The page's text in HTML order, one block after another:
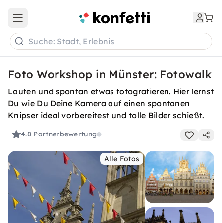
Open main menu
Suche: Stadt, Erlebnis
Foto Workshop in Münster: Fotowalk
Laufen und spontan etwas fotografieren. Hier lernst
Du wie Du Deine Kamera auf einen spontanen
Knipser ideal vorbereitest und tolle Bilder schießt.
4.8 Partnerbewertung
Alle Fotos